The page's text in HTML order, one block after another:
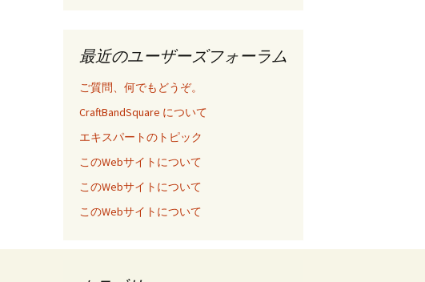
最近のユーザーズフォーラム
ご質問、何でもどうぞ。
CraftBandSquare について
エキスパートのトピック
このWebサイトについて
このWebサイトについて
このWebサイトについて